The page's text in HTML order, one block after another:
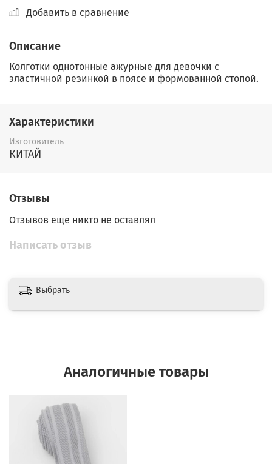
Добавить в сравнение
Описание
Колготки однотонные ажурные для девочки с
эластичной резинкой в поясе и формованной стопой.
Характеристики
Изготовитель
КИТАЙ
Отзывы
Отзывов еще никто не оставлял
Написать отзыв
Выбрать
Аналогичные товары